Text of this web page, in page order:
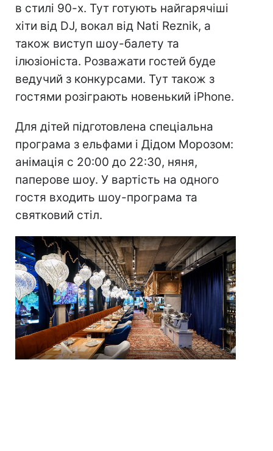
в стилі 90-х. Тут готують найгарячіші
хіти від DJ, вокал від Nati Reznik, а
також виступ шоу-балету та
ілюзіоніста. Розважати гостей буде
ведучий з конкурсами. Тут також з
гостями розіграють новенький iPhone.
Для дітей підготовлена спеціальна
програма з ельфами і Дідом Морозом:
анімація c 20:00 до 22:30, няня,
паперове шоу. У вартість на одного
гостя входить шоу-програма та
святковий стіл.